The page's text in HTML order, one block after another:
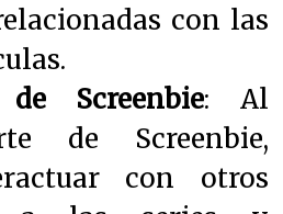
con las
de Screenbie: Al
de Screenbie,
con otros